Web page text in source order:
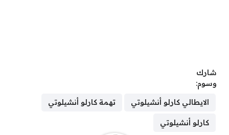
شارك
وسوم:
الايطالي كارلو أنشيلوتي تهمة كارلو أنشيلوتي
كارلو أنشيلوتي